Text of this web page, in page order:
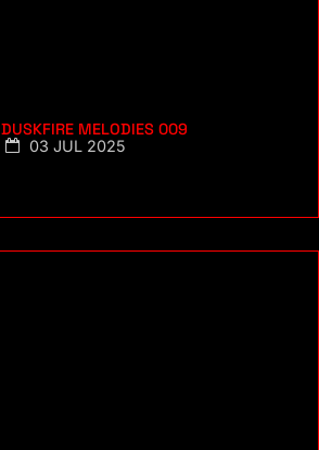
DUSKFIRE MELODIES 009
03 JUL 2025